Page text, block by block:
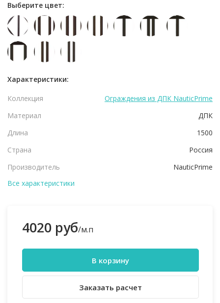
Выберите цвет:
Характеристики:
Коллекция
Ограждения из ДПК NauticPrime
Материал
ДПК
Длина
1500
Страна
Россия
Производитель
NauticPrime
Все характеристики
4020 руб/м.п
В корзину
Заказать расчет